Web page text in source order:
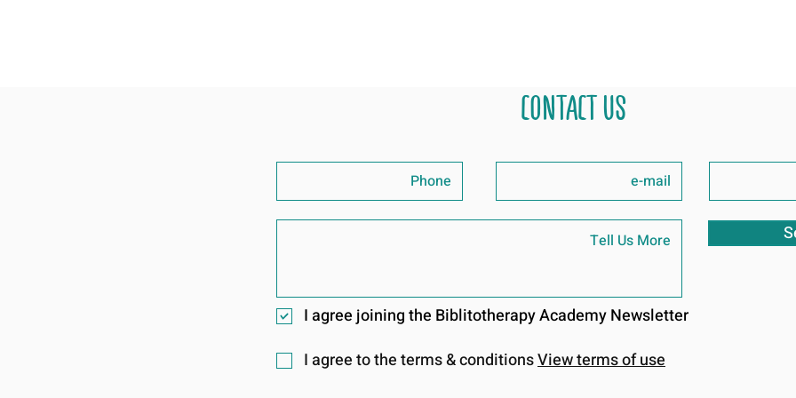
CONTACT US
I agree joining the Biblitotherapy Academy Newsletter
I agree to the terms & conditionsView terms of use